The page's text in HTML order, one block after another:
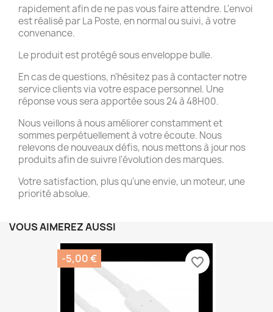
rapidement afin de ne pas vous faire attendre. L'envoi
est réalisé par La Poste, en normal ou suivi, à votre
convenance.
Le produit est protégé sous enveloppe bulle.
En cas de questions, n'hésitez pas à contacter notre
service clients via votre espace personnel. Une
réponse vous sera apportée sous 24 à 48H00.
Nous veillons à nous améliorer constamment et
sommes perpétuellement à votre écoute. Nous
relevons de nouveaux défis, nous mettons à jour nos
produits afin de suivre l'évolution des marques.
Votre satisfaction, plus qu'une envie, un moteur, une
priorité absolue.
VOUS AIMEREZ AUSSI
-5,00 € favorite_border